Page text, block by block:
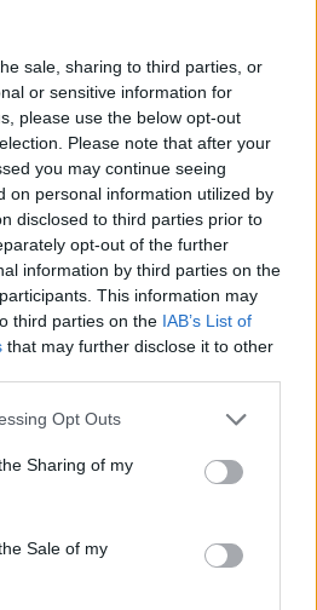
sale, sharing to third parties, or
or sensitive information for
please use the below opt-out
Please note that after your
you may continue seeing
on personal information utilized by
disclosed to third parties prior to
opt-out of the further
information by third parties on the
This information may
third parties on the IAB’s List of
that may further disclose it to other
app uses one or more Google
usage behaviour. You may click to
and its third-party tags to
purposes in below Google
Opt Outs
Sharing of my
Sale of my